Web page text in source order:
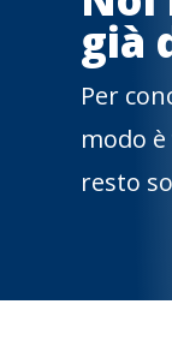
già
Per
modo
resto